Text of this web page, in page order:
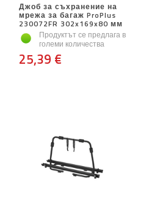
Джоб за съхранение на
мрежа за багаж ProPlus
230072FR 302x169x80 мм
Продуктът се предлага в
големи количества
25,39 €